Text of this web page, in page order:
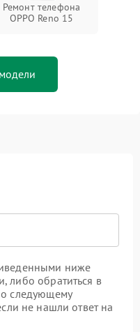
Ремонт телефона
OPPO Reno 15
ниже
либо обратиться в
следующему
не нашли ответ на